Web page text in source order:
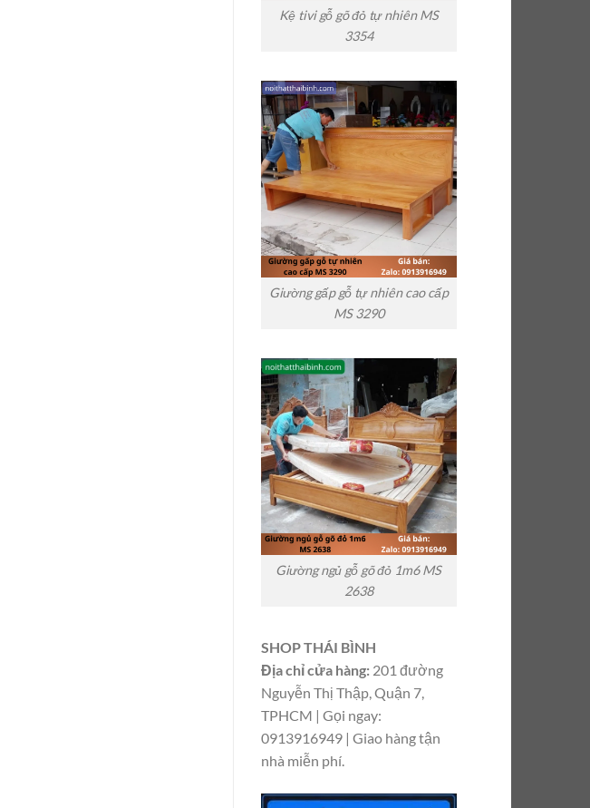
Kệ tivi gỗ gõ đỏ tự nhiên MS
3354
Giường gấp gỗ tự nhiên cao cấp
MS 3290
Giường ngủ gỗ gõ đỏ 1m6 MS
2638
SHOP THÁI BÌNH
Địa chỉ cửa hàng:201 đường
Nguyễn Thị Thập, Quận 7,
TPHCM | Gọi ngay:
0913916949 | Giao hàng tận
nhà miễn phí.